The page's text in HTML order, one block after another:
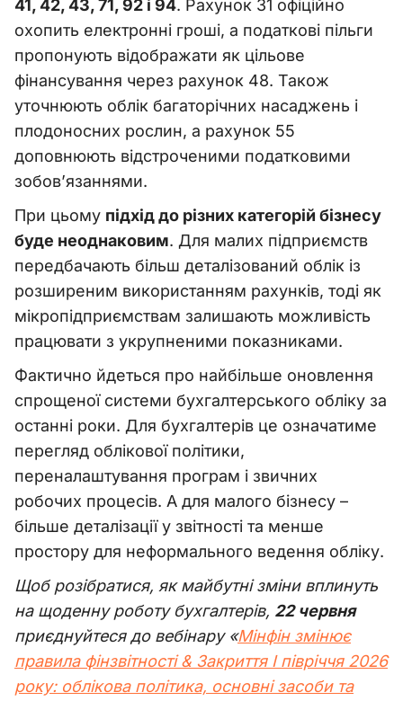
41, 42, 43, 71, 92 і 94. Рахунок 31 офіційно
охопить електронні гроші, а податкові пільги
пропонують відображати як цільове
фінансування через рахунок 48. Також
уточнюють облік багаторічних насаджень і
плодоносних рослин, а рахунок 55
доповнюють відстроченими податковими
зобов’язаннями.
При цьому підхід до різних категорій бізнесу
буде неоднаковим. Для малих підприємств
передбачають більш деталізований облік із
розширеним використанням рахунків, тоді як
мікропідприємствам залишають можливість
працювати з укрупненими показниками.
Фактично йдеться про найбільше оновлення
спрощеної системи бухгалтерського обліку за
останні роки. Для бухгалтерів це означатиме
перегляд облікової політики,
переналаштування програм і звичних
робочих процесів. А для малого бізнесу –
більше деталізації у звітності та менше
простору для неформального ведення обліку.
Щоб розібратися, як майбутні зміни вплинуть
на щоденну роботу бухгалтерів, 22 червня
приєднуйтеся до вебінару «Мінфін змінює
правила фінзвітності & Закриття І півріччя 2026
року: облікова політика, основні засоби та